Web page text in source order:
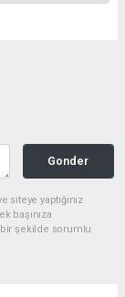
Gonder
yaptığınız
başınıza
şekilde sorumlu